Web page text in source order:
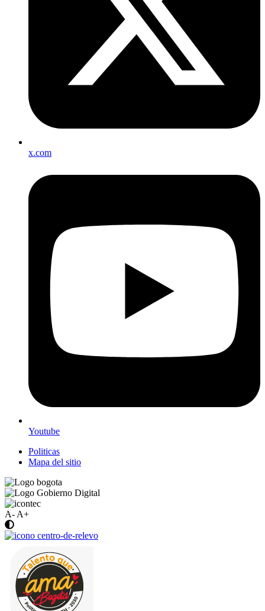
x.com
Youtube
Politicas
Mapa del sitio
A-A+